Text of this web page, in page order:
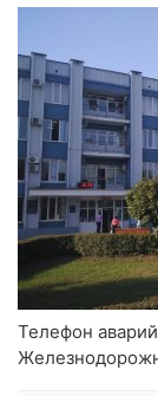
Телефон